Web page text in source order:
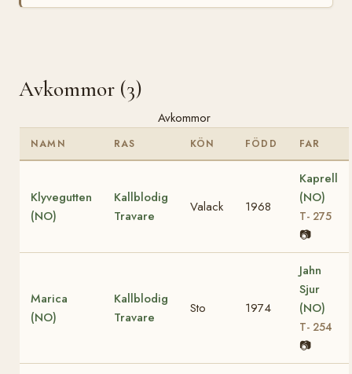
Avkommor (3)
Avkommor
NAMN RAS KÖN FÖDD FAR
Klyvegutten
(NO)
Kallblodig
Travare
Valack 1968
Kaprell
(NO)
T- 275
📷
Marica
(NO)
Kallblodig
Travare
Sto 1974
Jahn
Sjur
(NO)
T- 254
📷